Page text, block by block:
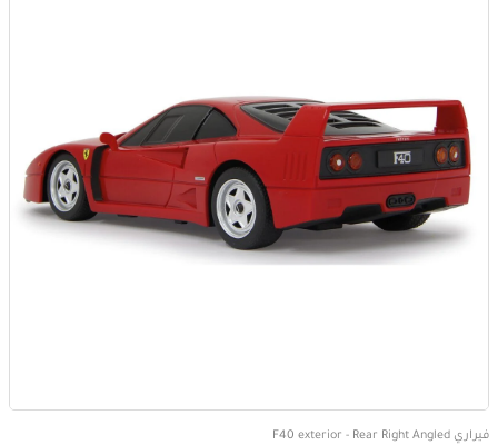
فيراري F40 exterior - Rear Right Angled